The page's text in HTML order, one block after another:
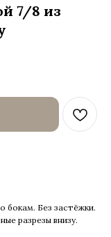
7/8 из
бокам. Без застёжки.
разрезы внизу.